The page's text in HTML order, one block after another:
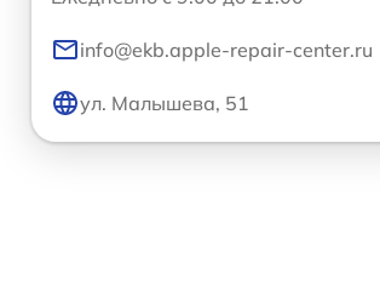
info@ekb.apple-repair-center.ru
ул. Малышева, 51